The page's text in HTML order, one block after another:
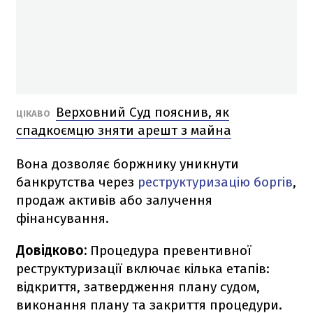
ЦІКАВО
Верховний Суд пояснив, як
спадкоємцю зняти арешт з майна
Вона дозволяє боржнику уникнути
банкрутства через реструктуризацію боргів,
продаж активів або залучення
фінансування.
Довідково: Процедура превентивної
реструктуризації включає кілька етапів:
відкриття, затвердження плану судом,
виконання плану та закриття процедури.